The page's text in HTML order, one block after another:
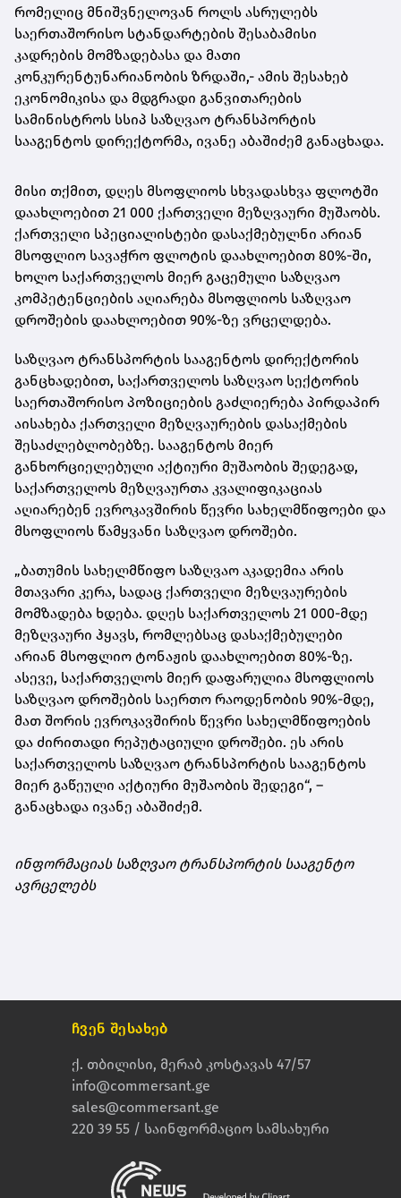
რომელიც მნიშვნელოვან როლს ასრულებს
საერთაშორისო სტანდარტების შესაბამისი
კადრების მომზადებასა და მათი
კონკურენტუნარიანობის ზრდაში,- ამის შესახებ
ეკონომიკისა და მდგრადი განვითარების
სამინისტროს სსიპ საზღვაო ტრანსპორტის
სააგენტოს დირექტორმა, ივანე აბაშიძემ განაცხადა.
მისი თქმით, დღეს მსოფლიოს სხვადასხვა ფლოტში
დაახლოებით 21 000 ქართველი მეზღვაური მუშაობს.
ქართველი სპეციალისტები დასაქმებულნი არიან
მსოფლიო სავაჭრო ფლოტის დაახლოებით 80%-ში,
ხოლო საქართველოს მიერ გაცემული საზღვაო
კომპეტენციების აღიარება მსოფლიოს საზღვაო
დროშების დაახლოებით 90%-ზე ვრცელდება.
საზღვაო ტრანსპორტის სააგენტოს დირექტორის
განცხადებით, საქართველოს საზღვაო სექტორის
საერთაშორისო პოზიციების გაძლიერება პირდაპირ
აისახება ქართველი მეზღვაურების დასაქმების
შესაძლებლობებზე. სააგენტოს მიერ
განხორციელებული აქტიური მუშაობის შედეგად,
საქართველოს მეზღვაურთა კვალიფიკაციას
აღიარებენ ევროკავშირის წევრი სახელმწიფოები და
მსოფლიოს წამყვანი საზღვაო დროშები.
„ბათუმის სახელმწიფო საზღვაო აკადემია არის
მთავარი კერა, სადაც ქართველი მეზღვაურების
მომზადება ხდება. დღეს საქართველოს 21 000-მდე
მეზღვაური ჰყავს, რომლებსაც დასაქმებულები
არიან მსოფლიო ტონაჟის დაახლოებით 80%-ზე.
ასევე, საქართველოს მიერ დაფარულია მსოფლიოს
საზღვაო დროშების საერთო რაოდენობის 90%-მდე,
მათ შორის ევროკავშირის წევრი სახელმწიფოების
და ძირითადი რეპუტაციული დროშები. ეს არის
საქართველოს საზღვაო ტრანსპორტის სააგენტოს
მიერ გაწეული აქტიური მუშაობის შედეგი“, –
განაცხადა ივანე აბაშიძემ.
ინფორმაციას საზღვაო ტრანსპორტის სააგენტო
ავრცელებს
ჩვენ შესახებ
ქ. თბილისი, მერაბ კოსტავას 47/57
info@commersant.ge
sales@commersant.ge
220 39 55 / საინფორმაციო სამსახური